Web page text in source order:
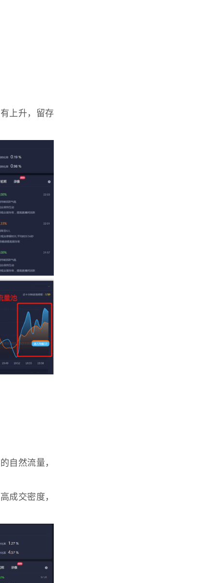
上升，留存
自然流量，
成交密度，